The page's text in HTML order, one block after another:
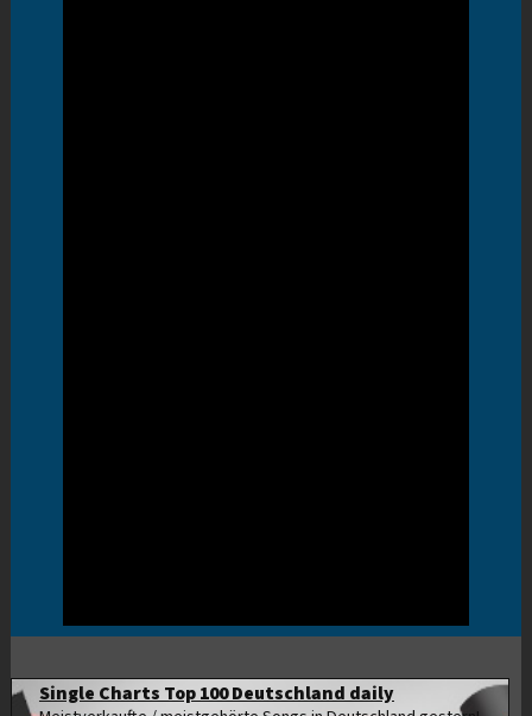
Single Charts Top 100 Deutschland daily